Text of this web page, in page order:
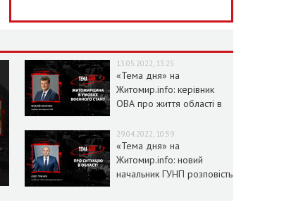
13.05.2022, 13:25
«Тема дня» на
Житомир.info: керівник
ОВА про життя області в
29.04.2022, 10:59
«Тема дня» на
Житомир.info: новий
начальник ГУНП розповість